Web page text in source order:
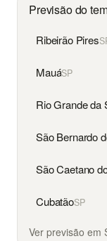
Previsão do
Ribeirão Pires
MauáSP
Rio Grande da
São Bernardo
São Caetano
CubatãoSP
Ver previsão em